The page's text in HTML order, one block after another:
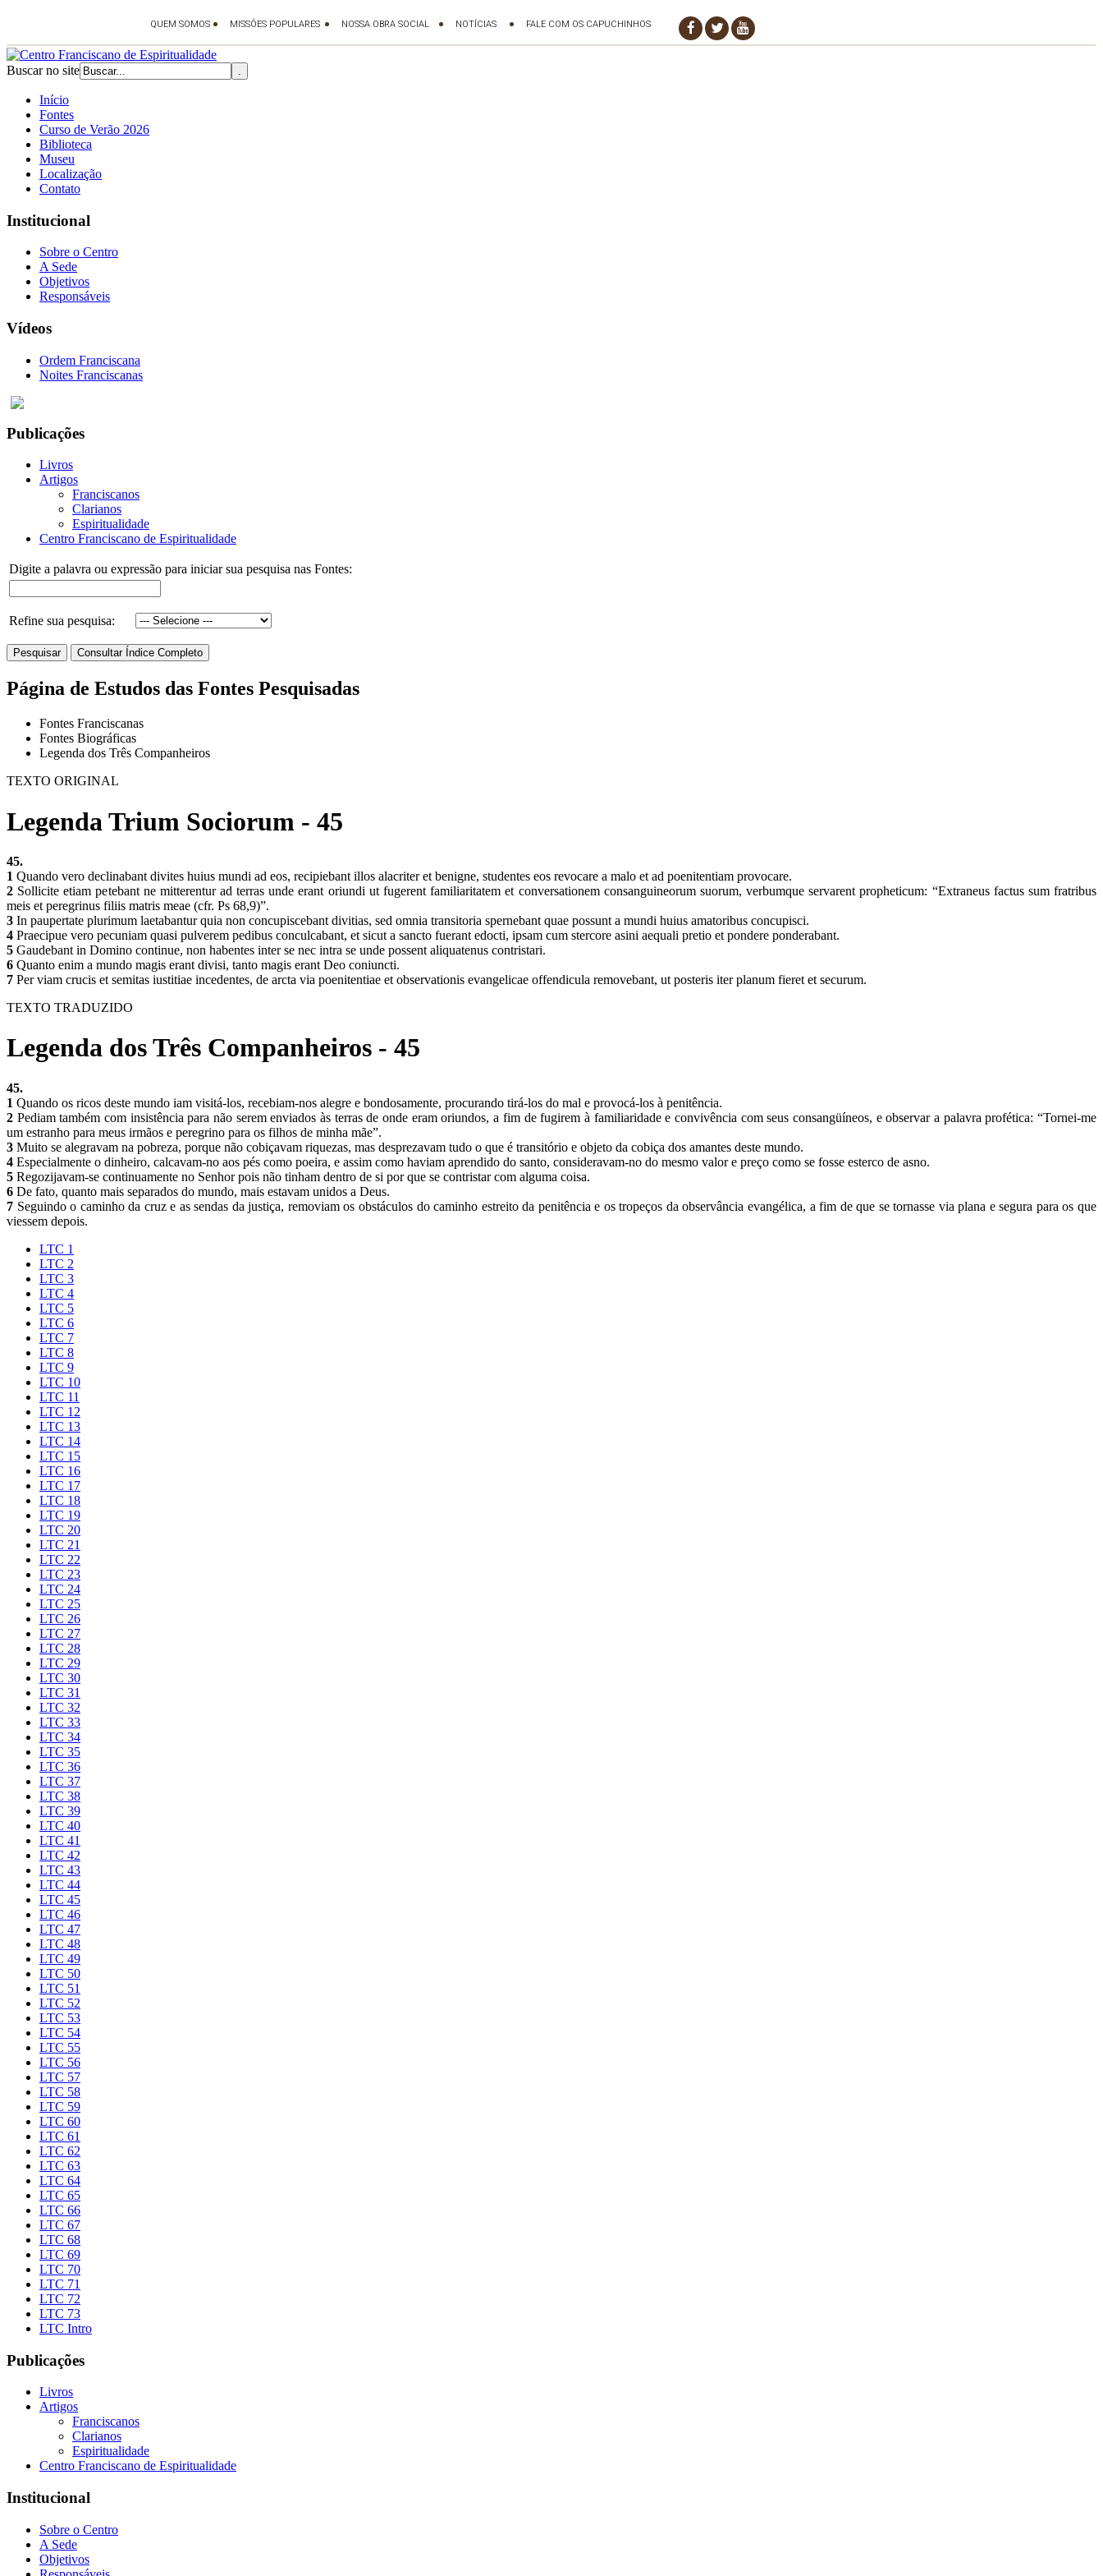
Buscar no site
Início
Fontes
Curso de Verão 2026
Biblioteca
Museu
Localização
Contato
Institucional
Sobre o Centro
A Sede
Objetivos
Responsáveis
Vídeos
Ordem Franciscana
Noites Franciscanas
Publicações
Livros
Artigos
Franciscanos
Clarianos
Espiritualidade
Centro Franciscano de Espiritualidade
Digite a palavra ou expressão para iniciar sua pesquisa nas Fontes:
Refine sua pesquisa:
Página de Estudos das Fontes Pesquisadas
Fontes Franciscanas
Fontes Biográficas
Legenda dos Três Companheiros
TEXTO ORIGINAL
Legenda Trium Sociorum - 45
45.
1 Quando vero declinabant divites huius mundi ad eos, recipiebant illos alacriter et benigne, studentes eos revocare a malo et ad poenitentiam provocare.
2 Sollicite etiam petebant ne mitterentur ad terras unde erant oriundi ut fugerent familiaritatem et conversationem consanguineorum suorum, verbumque servarent propheticum: “Extraneus factus sum fratribus
meis et peregrinus filiis matris meae (cfr. Ps 68,9)”.
3 In paupertate plurimum laetabantur quia non concupiscebant divitias, sed omnia transitoria spernebant quae possunt a mundi huius amatoribus concupisci.
4 Praecipue vero pecuniam quasi pulverem pedibus conculcabant, et sicut a sancto fuerant edocti, ipsam cum stercore asini aequali pretio et pondere ponderabant.
5 Gaudebant in Domino continue, non habentes inter se nec intra se unde possent aliquatenus contristari.
6 Quanto enim a mundo magis erant divisi, tanto magis erant Deo coniuncti.
7 Per viam crucis et semitas iustitiae incedentes, de arcta via poenitentiae et observationis evangelicae offendicula removebant, ut posteris iter planum fieret et securum.
TEXTO TRADUZIDO
Legenda dos Três Companheiros - 45
45.
1 Quando os ricos deste mundo iam visitá-los, recebiam-nos alegre e bondosamente, procurando tirá-los do mal e provocá-los à penitência.
2 Pediam também com insistência para não serem enviados às terras de onde eram oriundos, a fim de fugirem à familiaridade e convivência com seus consangüíneos, e observar a palavra profética: “Tornei-me
um estranho para meus irmãos e peregrino para os filhos de minha mãe”.
3 Muito se alegravam na pobreza, porque não cobiçavam riquezas, mas desprezavam tudo o que é transitório e objeto da cobiça dos amantes deste mundo.
4 Especialmente o dinheiro, calcavam-no aos pés como poeira, e assim como haviam aprendido do santo, consideravam-no do mesmo valor e preço como se fosse esterco de asno.
5 Regozijavam-se continuamente no Senhor pois não tinham dentro de si por que se contristar com alguma coisa.
6 De fato, quanto mais separados do mundo, mais estavam unidos a Deus.
7 Seguindo o caminho da cruz e as sendas da justiça, removiam os obstáculos do caminho estreito da penitência e os tropeços da observância evangélica, a fim de que se tornasse via plana e segura para os que
viessem depois.
LTC 1
LTC 2
LTC 3
LTC 4
LTC 5
LTC 6
LTC 7
LTC 8
LTC 9
LTC 10
LTC 11
LTC 12
LTC 13
LTC 14
LTC 15
LTC 16
LTC 17
LTC 18
LTC 19
LTC 20
LTC 21
LTC 22
LTC 23
LTC 24
LTC 25
LTC 26
LTC 27
LTC 28
LTC 29
LTC 30
LTC 31
LTC 32
LTC 33
LTC 34
LTC 35
LTC 36
LTC 37
LTC 38
LTC 39
LTC 40
LTC 41
LTC 42
LTC 43
LTC 44
LTC 45
LTC 46
LTC 47
LTC 48
LTC 49
LTC 50
LTC 51
LTC 52
LTC 53
LTC 54
LTC 55
LTC 56
LTC 57
LTC 58
LTC 59
LTC 60
LTC 61
LTC 62
LTC 63
LTC 64
LTC 65
LTC 66
LTC 67
LTC 68
LTC 69
LTC 70
LTC 71
LTC 72
LTC 73
LTC Intro
Publicações
Livros
Artigos
Franciscanos
Clarianos
Espiritualidade
Centro Franciscano de Espiritualidade
Institucional
Sobre o Centro
A Sede
Objetivos